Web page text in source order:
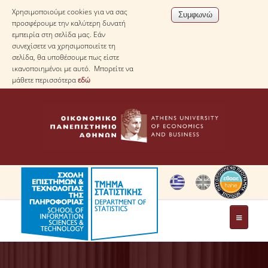
Χρησιμοποιούμε cookies για να σας
προσφέρουμε την καλύτερη δυνατή
εμπειρία στη σελίδα μας. Εάν
συνεχίσετε να χρησιμοποιείτε τη
σελίδα, θα υποθέσουμε πως είστε
ικανοποιημένοι με αυτό. Μπορείτε να
μάθετε περισσότεραεδώ
ΤΟ ΤΜΗΜΑ